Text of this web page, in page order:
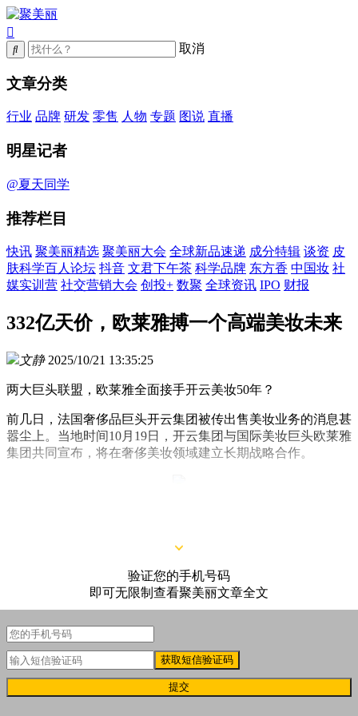
取消
文章分类
行业 品牌 研发 零售 人物 专题 图说 直播
明星记者
@夏天同学
推荐栏目
快讯 聚美丽精选 聚美丽大会 全球新品速递 成分特辑 谈资 皮
肤科学百人论坛 抖音 文君下午茶 科学品牌 东方香 中国妆 社
媒实训营 社交营销大会 创投+ 数聚 全球资讯 IPO 财报
332亿天价，欧莱雅搏一个高端美妆未来
文静 2025/10/21 13:35:25
两大巨头联盟，欧莱雅全面接手开云美妆50年？
前几日，法国奢侈品巨头开云集团被传出售美妆业务的消息甚
嚣尘上。当地时间10月19日，开云集团与国际美妆巨头欧莱雅
集团共同宣布，将在奢侈美妆领域建立长期战略合作。
验证您的手机号码
即可无限制查看聚美丽文章全文
获取短信验证码
提交